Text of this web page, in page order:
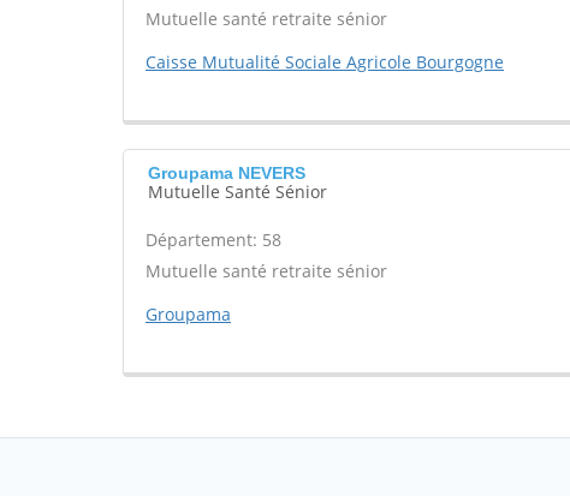
Mutuelle santé retraite sénior
Caisse Mutualité Sociale Agricole Bourgogne
Groupama NEVERS
Mutuelle Santé Sénior
Département: 58
Mutuelle santé retraite sénior
Groupama